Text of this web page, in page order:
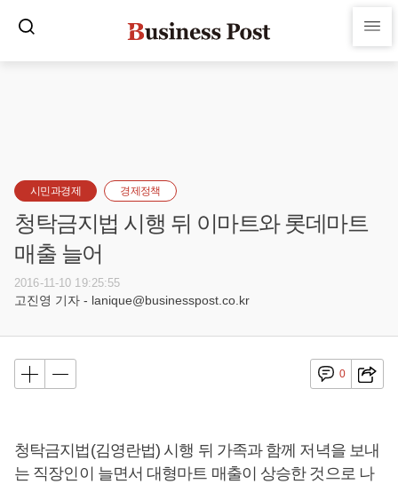
시민과경제 경제정책
청탁금지법 시행 뒤 이마트와 롯데마트
매출 늘어
2016-11-10 19:25:55
고진영 기자 - lanique@businesspost.co.kr
0
청탁금지법(김영란법) 시행 뒤 가족과 함께 저녁을 보내
는 직장인이 늘면서 대형마트 매출이 상승한 것으로 나